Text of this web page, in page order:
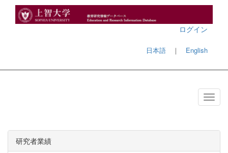
ログイン
日本語 ｜ English
研究者業績